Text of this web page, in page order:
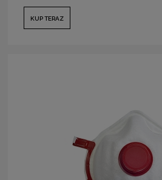
KUP TERAZ